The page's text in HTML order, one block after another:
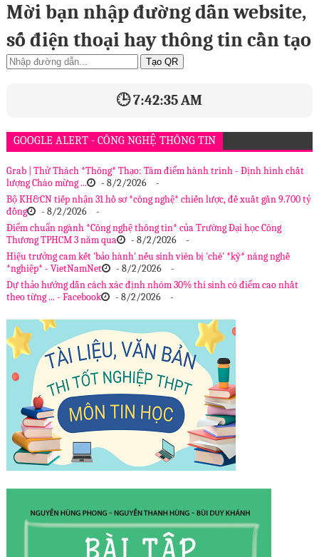
Mời bạn nhập đường dẫn website,
số điện thoại hay thông tin cần tạo
Tạo QR
🕒 7:42:36 AM
GOOGLE ALERT - CÔNG NGHỆ THÔNG TIN
Grab | Thử Thách *Thông* Thạo: Tâm điểm hành trình - Định hình chất
lượng Chào mừng ...
- 8/2/2026
-
Bộ KH&CN tiếp nhận 31 hồ sơ *công nghệ* chiến lược, đề xuất gần 9.700 tỷ
đồng
- 8/2/2026
-
Điểm chuẩn ngành *Công nghệ thông tin* của Trường Đại học Công
Thương TPHCM 3 năm qua
- 8/2/2026
-
Hiệu trưởng cam kết 'bảo hành' nếu sinh viên bị 'chê' *kỹ* năng nghề
*nghiệp* - VietNamNet
- 8/2/2026
-
Dự thảo hướng dẫn cách xác định nhóm 30% thí sinh có điểm cao nhất
theo từng ... - Facebook
- 8/2/2026 -